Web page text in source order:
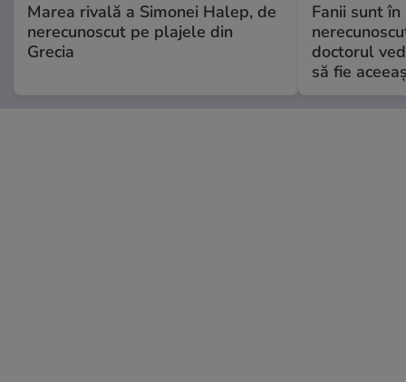
Marea rivală a Simonei Halep, de
nerecunoscut pe plajele din
Grecia
Fanii sunt în
doctorul
să fie